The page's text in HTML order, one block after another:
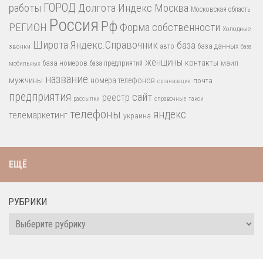
работы ГОРОД Долгота Индекс Москва Московская область
РЕГИОН Россия Рф Форма собственности Холодные
звонки Широта Яндекс.Справочник авто база база данных база
мобильных база номеров база предприятий женщины контакты маил
мужчины название номера телефонов организация почта
предприятия рассылки реестр сайт справочные такси
телемаркетинг телефоны украина яндекс
ЕЩЁ
РУБРИКИ
Рубрики